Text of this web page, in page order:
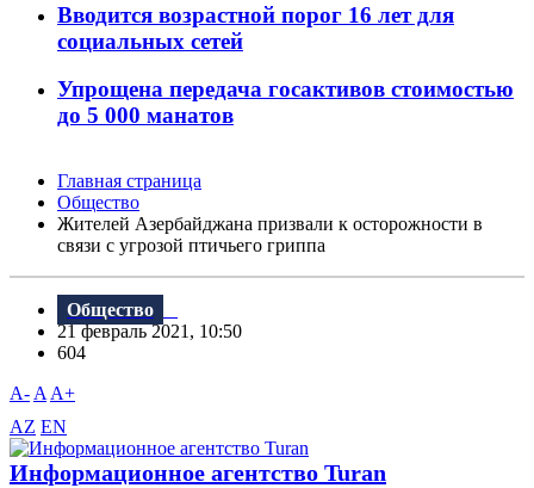
Вводится возрастной порог 16 лет для
социальных сетей
Упрощена передача госактивов стоимостью
до 5 000 манатов
Главная страница
Общество
Жителей Азербайджана призвали к осторожности в
связи с угрозой птичьего гриппа
Общество
21 февраль 2021, 10:50
604
A- A A+
AZ EN
Информационное агентство Turan